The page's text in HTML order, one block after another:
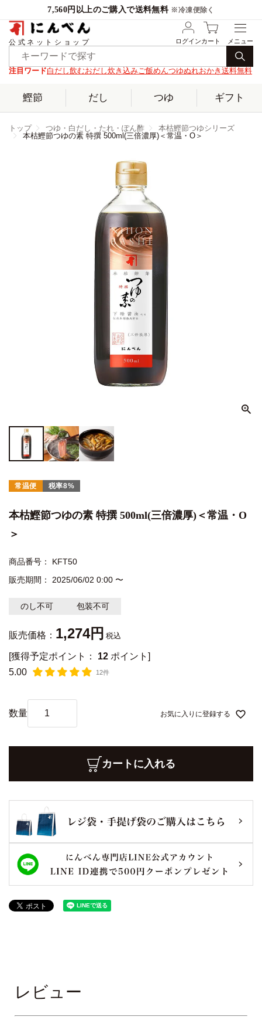
7,560円以上のご購入で送料無料 ※冷凍便除く
公式ネットショップ ログインカート
注目ワード白だし飲むおだし炊き込みご飯めんつゆぬれおかき 送料無料
鰹節 だし つゆ ギフト
トップ つゆ・白だし・たれ・ぽん酢
本枯鰹節つゆシリーズ
本枯鰹節つゆの素 特撰 500ml(三倍濃厚)＜常温・O＞
常温便 税率8%
本枯鰹節つゆの素 特撰 500ml(三倍濃厚)＜常温・O
＞
商品番号
KFT50
販売期間
2025/06/02 0:00 〜
のし不可 包装不可
販売価格： 1,274 税込
[獲得予定ポイント： 12 ポイント]
5.00
12件
お気に入りに登録する
カートに入れる
レビュー